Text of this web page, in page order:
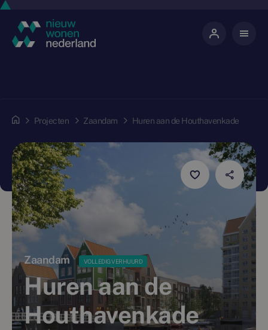
Projecten Zaandam Huren aan de Houthavenkade
Zaandam VOLLEDIG VERHUURD
Huren aan de
Houthavenkade